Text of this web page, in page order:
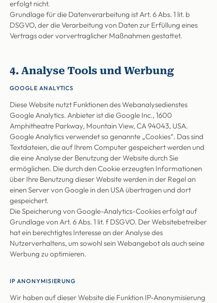
erfolgt nicht.
Grundlage für die Datenverarbeitung ist Art. 6 Abs. 1 lit. b
DSGVO, der die Verarbeitung von Daten zur Erfüllung eines
Vertrags oder vorvertraglicher Maßnahmen gestattet.
4. Analyse Tools und Werbung
GOOGLE ANALYTICS
Diese Website nutzt Funktionen des Webanalysedienstes
Google Analytics. Anbieter ist die Google Inc., 1600
Amphitheatre Parkway, Mountain View, CA 94043, USA.
Google Analytics verwendet so genannte „Cookies“. Das sind
Textdateien, die auf Ihrem Computer gespeichert werden und
die eine Analyse der Benutzung der Website durch Sie
ermöglichen. Die durch den Cookie erzeugten Informationen
über Ihre Benutzung dieser Website werden in der Regel an
einen Server von Google in den USA übertragen und dort
gespeichert.
Die Speicherung von Google-Analytics-Cookies erfolgt auf
Grundlage von Art. 6 Abs. 1 lit. f DSGVO. Der Websitebetreiber
hat ein berechtigtes Interesse an der Analyse des
Nutzerverhaltens, um sowohl sein Webangebot als auch seine
Werbung zu optimieren.
IP ANONYMISIERUNG
Wir haben auf dieser Website die Funktion IP-Anonymisierung